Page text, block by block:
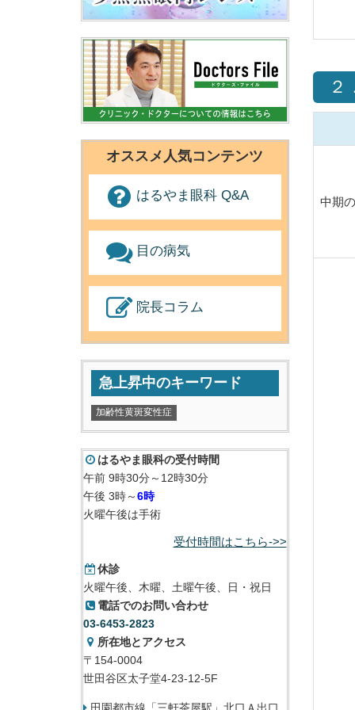
２
中期
オススメ人気コンテンツ
はるやま眼科 Q&A
目の病気
院長コラム
急上昇中のキーワード
加齢性黄斑変性症
はるやま眼科の受付時間
午前 9時30分～12時30分
午後 3時～6時
火曜午後は手術
受付時間はこちら->>
休診
火曜午後、木曜、土曜午後、日・祝日
電話でのお問い合わせ
03-6453-2823
所在地とアクセス
〒154-0004
世田谷区太子堂4-23-12-5F